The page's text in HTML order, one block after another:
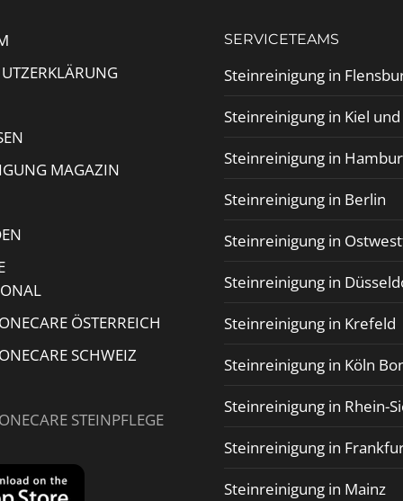
MAGAZIN
ÖSTERREICH
SCHWEIZ
STEINPFLEGE
SERVICETEAMS
Steinreinigung in
Steinreinigung in Kiel
Steinreinigung in
Steinreinigung in Berlin
Steinreinigung in
Steinreinigung in
Steinreinigung in Krefeld
Steinreinigung in Köln
Steinreinigung in Rhein-
Steinreinigung in
Steinreinigung in Mainz